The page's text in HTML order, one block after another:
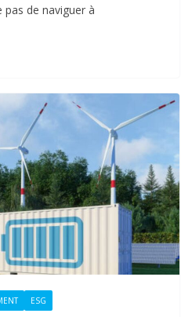
pas de naviguer à
ESG